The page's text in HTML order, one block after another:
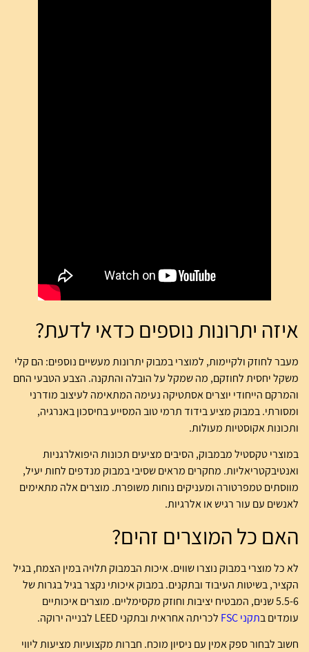
איזה יתרונות נוספים כדאי לדעת?
מעבר לחוזק ולקיימות, למוצרי במבוק יתרונות מעשיים נוספים: הם קלי
משקל יחסית לחוזקם, מה שמקל על הובלה והתקנה. הצבע הטבעי החם
והמרקם הייחודי יוצרים אסתטיקה נעימה המתאימה לעיצוב מודרני
ומסורתי. במבוק מציע בידוד תרמי טוב המסייע בחיסכון באנרגיה,
ותכונות אקוסטיות מעולות.
במוצרי טקסטיל מבמבוק, הסיבים מציעים תכונות היפואלרגניות
ואנטיבקטריאליות. מחקרים מראים שסיבי במבוק מנדפים לחות יעיל,
מווסתים טמפרטורה ומעניקים נוחות משופרת. מוצרים אלה מתאימים
לאנשים עם עור רגיש או אלרגיות.
האם כל המוצרים זהים?
לא כל מוצרי במבוק נוצרו שווים. איכות הבמבוק תלויה במין הצמח, בגיל
הקציר, בשיטות העיבוד ובתקנים. במבוק איכותי נקצר בגיל בגרות של
5.5-6 שנים, המבטיח יציבות וחוזק מקסימליים. מוצרים איכותיים
עומדים בתקני FSC
לכריתה אחראית ובתקני LEED לבנייה ירוקה.
חשוב לבחור ספק אמין עם ניסיון מוכח. חברות מקצועיות מציעות ליווי